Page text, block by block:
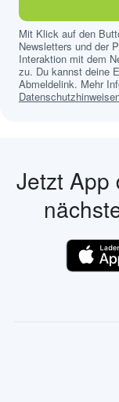
Mit Klick auf den
Newsletters und der
Interaktion mit dem
zu. Du kannst deine
Abmeldelink. Mehr
Jetzt App